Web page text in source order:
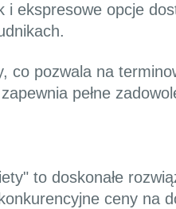
ekspresowe opcje
pozwala na
pełne
to doskonałe
ceny na